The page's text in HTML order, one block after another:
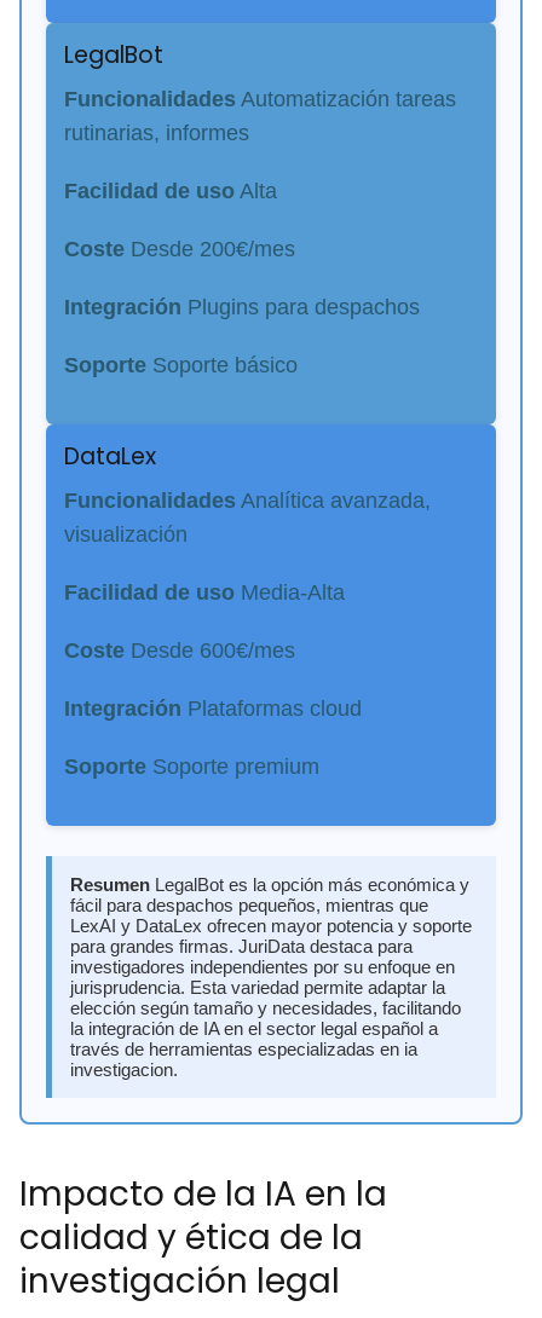
LegalBot
Funcionalidades Automatización tareas
rutinarias, informes
Facilidad de uso Alta
Coste Desde 200€/mes
Integración Plugins para despachos
Soporte Soporte básico
DataLex
Funcionalidades Analítica avanzada,
visualización
Facilidad de uso Media-Alta
Coste Desde 600€/mes
Integración Plataformas cloud
Soporte Soporte premium
Resumen LegalBot es la opción más económica y
fácil para despachos pequeños, mientras que
LexAI y DataLex ofrecen mayor potencia y soporte
para grandes firmas. JuriData destaca para
investigadores independientes por su enfoque en
jurisprudencia. Esta variedad permite adaptar la
elección según tamaño y necesidades, facilitando
la integración de IA en el sector legal español a
través de herramientas especializadas en ia
investigacion.
Impacto de la IA en la
calidad y ética de la
investigación legal